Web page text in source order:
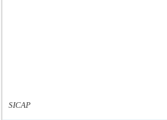
SICAP